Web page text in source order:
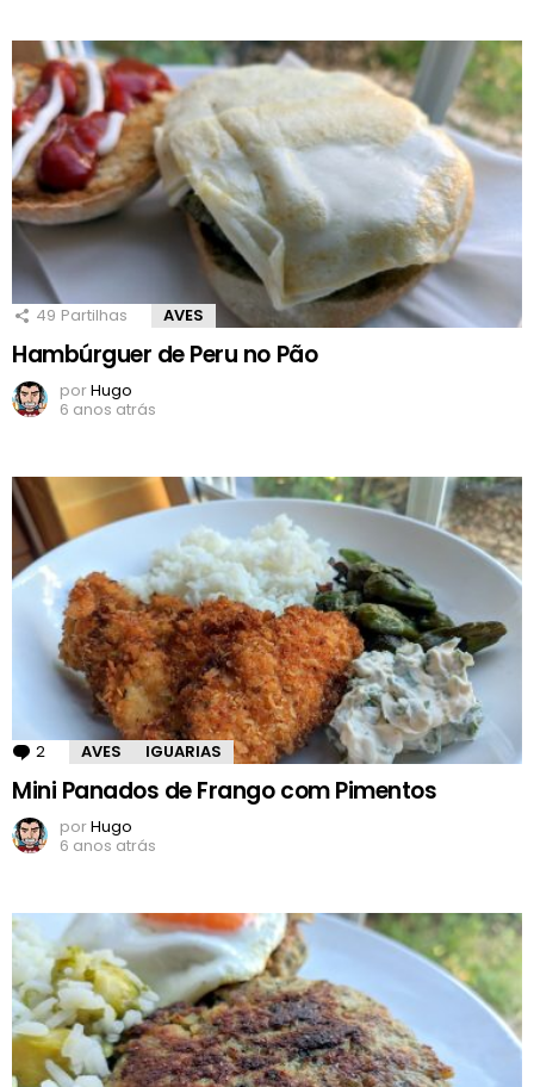
49 Partilhas AVES
Hambúrguer de Peru no Pão
porHugo
6 anos atrás
2 Comentários
AVES IGUARIAS
Mini Panados de Frango com Pimentos
porHugo
6 anos atrás